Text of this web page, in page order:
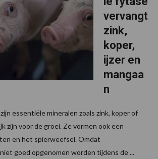
vervangt
zink,
koper,
ijzer en
mangaa
n
essentiële mineralen zoals zink, koper of
zijn voor de groei. Ze vormen ook een
en het spierweefsel. Omdat
goed opgenomen worden tijdens de ...